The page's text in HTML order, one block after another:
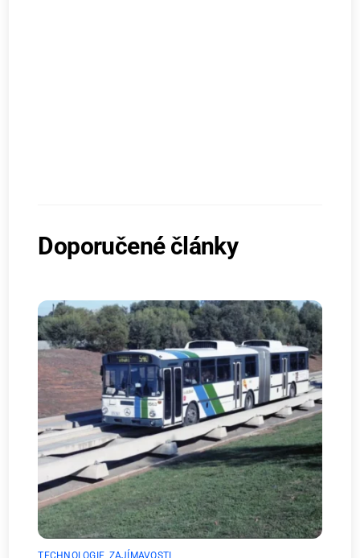
Doporučené články